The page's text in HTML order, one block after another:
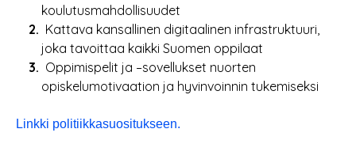
koulutusmahdollisuudet
Kattava kansallinen digitaalinen infrastruktuuri,
joka tavoittaa kaikki Suomen oppilaat
Oppimispelit ja –sovellukset nuorten
opiskelumotivaation ja hyvinvoinnin tukemiseksi
Linkki politiikkasuositukseen.